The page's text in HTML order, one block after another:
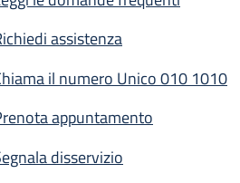
assistenza
il numero Unico 010 1010
appuntamento
disservizio